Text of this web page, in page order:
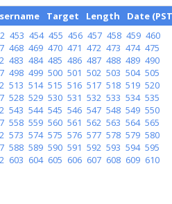
Target Length
Date
453 454 455 456 457 458 459 460
468 469 470 471 472 473 474 475
483 484 485 486 487 488 489 490
498 499 500 501 502 503 504 505
513 514 515 516 517 518 519 520
528 529 530 531 532 533 534 535
543 544 545 546 547 548 549 550
558 559 560 561 562 563 564 565
573 574 575 576 577 578 579 580
588 589 590 591 592 593 594 595
603 604 605 606 607 608 609 610